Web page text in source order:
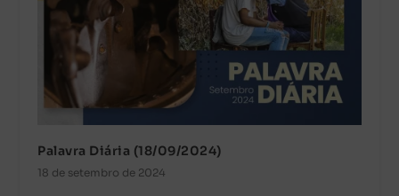
Palavra Diária (18/09/2024)
18 de setembro de 2024